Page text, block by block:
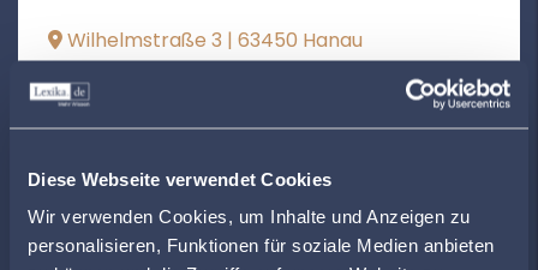
Diese Webseite verwendet Cookies
Wir verwenden Cookies, um Inhalte und Anzeigen zu
personalisieren, Funktionen für soziale Medien anbieten
Wilhelmstraße 3 | 63450 Hanau
mail@ra-kilian.de
+496181923610
www.ra-kilian.de
ÖFFNUNGSZEITEN